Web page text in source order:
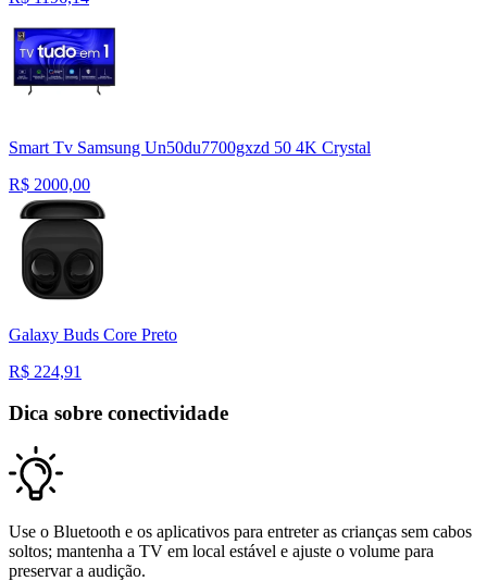
Smart Tv Samsung Un50du7700gxzd 50 4K Crystal
R$ 2000,00
Galaxy Buds Core Preto
R$ 224,91
Dica sobre conectividade
Use o Bluetooth e os aplicativos para entreter as crianças sem cabos
soltos; mantenha a TV em local estável e ajuste o volume para
preservar a audição.